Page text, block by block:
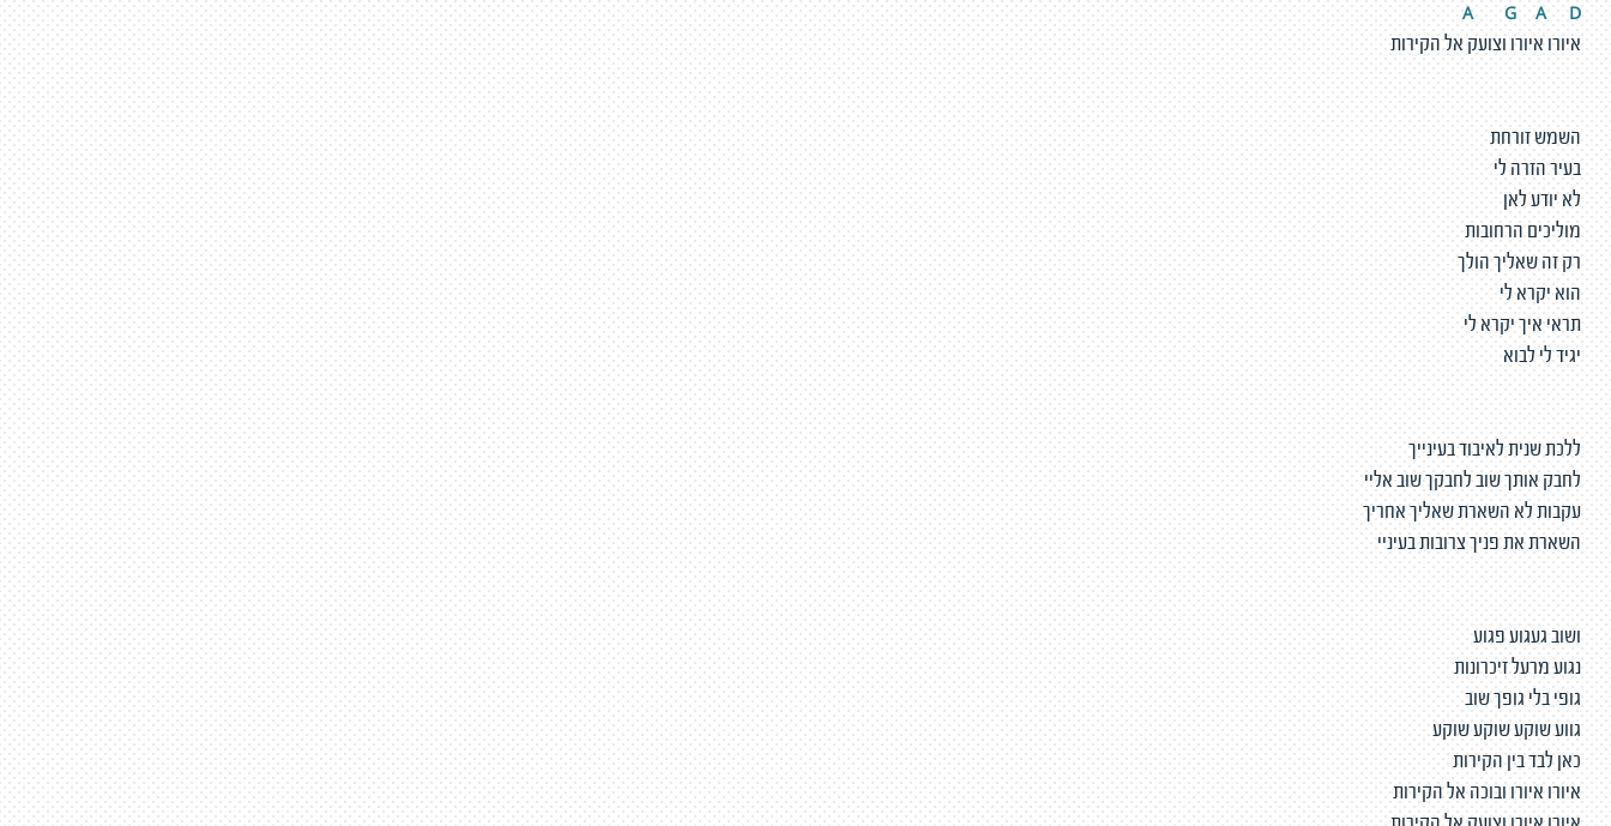
A G A D
איורו איורו וצועק אל הקירות
השמש זורחת
בעיר הזרה לי
לא יודע לאן
מוליכים הרחובות
רק זה שאליך הולך
הוא יקרא לי
תראי איך יקרא לי
יגיד לי לבוא
ללכת שנית לאיבוד בעינייך
לחבק אותך שוב לחבקך שוב אליי
עקבות לא השארת שאליך אחריך
השארת את פניך צרובות בעיניי
ושוב געגוע פגוע
נגוע מרעל זיכרונות
גופי בלי גופך שוב
גווע שוקע שוקע שוקע
כאן לבד בין הקירות
איורו איורו ובוכה אל הקירות